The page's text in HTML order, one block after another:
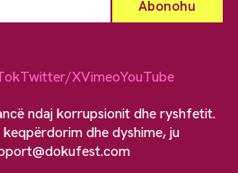
Twitter/XVimeoYouTube
ndaj korrupsionit dhe ryshfetit.
dhe dyshime, ju